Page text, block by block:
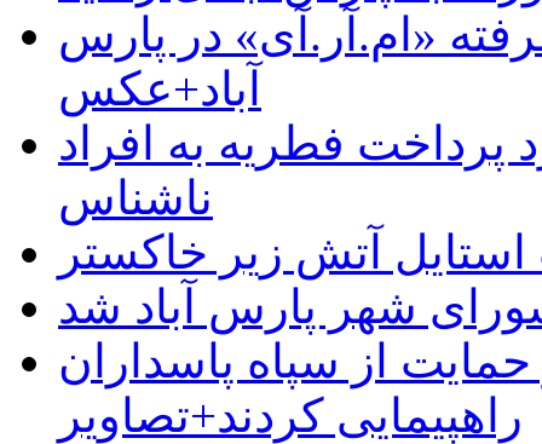
«ام.آر.آی» در پارس
آباد+عکس
پرداخت فطریه به افراد
ناشناس
آتش زیر خاکستر
شهر پارس آباد شد
از سپاه پاسداران
راهپیمایی کردند+تصاویر